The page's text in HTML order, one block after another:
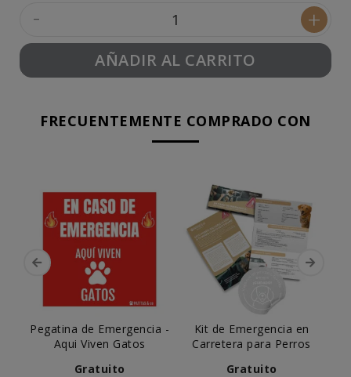
- +
AÑADIR AL CARRITO
FRECUENTEMENTE COMPRADO CON
Pegatina de Emergencia -
Aqui Viven Gatos
Gratuito
Kit de Emergencia en
Carretera para Perros
Gratuito